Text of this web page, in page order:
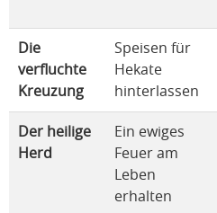
Die
verfluchte
Kreuzung
Speisen für
Hekate
hinterlassen
Der heilige
Herd
Ein ewiges
Feuer am
Leben
erhalten